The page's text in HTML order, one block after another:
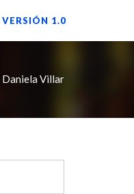
VERSIÓN 1.0
Daniela Villar